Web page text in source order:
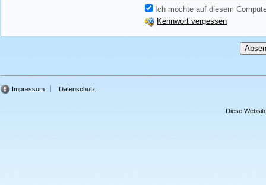
Ich möchte auf diesem
Kennwort vergessen
Impressum Datenschutz
Diese